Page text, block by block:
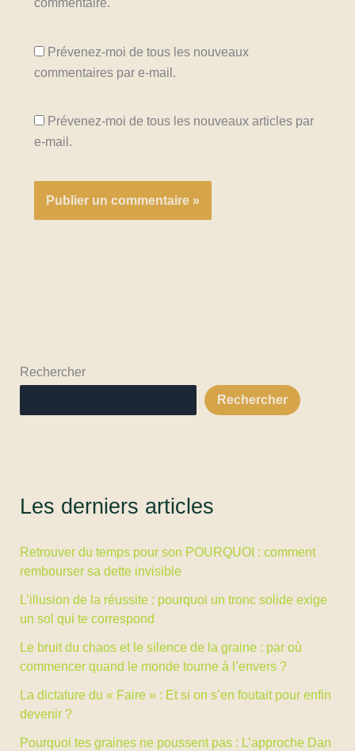
commentaire.
Prévenez-moi de tous les nouveaux
commentaires par e-mail.
Prévenez-moi de tous les nouveaux articles par
e-mail.
Rechercher
Rechercher
Les derniers articles
Retrouver du temps pour son POURQUOI : comment
rembourser sa dette invisible
L’illusion de la réussite : pourquoi un tronc solide exige
un sol qui te correspond
Le bruit du chaos et le silence de la graine : par où
commencer quand le monde tourne à l’envers ?
La dictature du « Faire » : Et si on s’en foutait pour enfin
devenir ?
Pourquoi tes graines ne poussent pas : L’approche Dan